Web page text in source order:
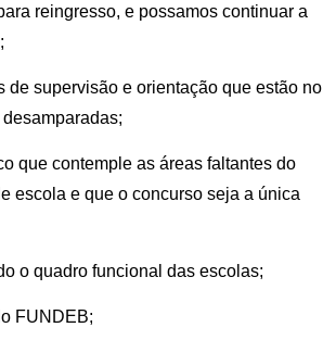
reingresso, e possamos continuar a
de supervisão e orientação que estão no
que contemple as áreas faltantes do
escola e que o concurso seja a única
o quadro funcional das escolas;
FUNDEB;